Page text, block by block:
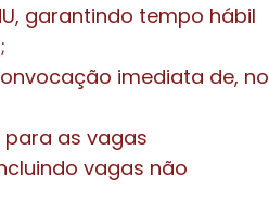
garantindo tempo hábil
imediata de, no
as vagas
vagas não